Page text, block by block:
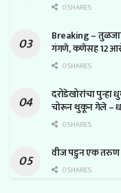
0 SHARES
Breaking –
गंगणे, कणेसह 12
0 SHARES
दरोडेखोरांचा
चोरून थुकून गेले –
0 SHARES
वीज पडुन एक तरुण
0 SHARES